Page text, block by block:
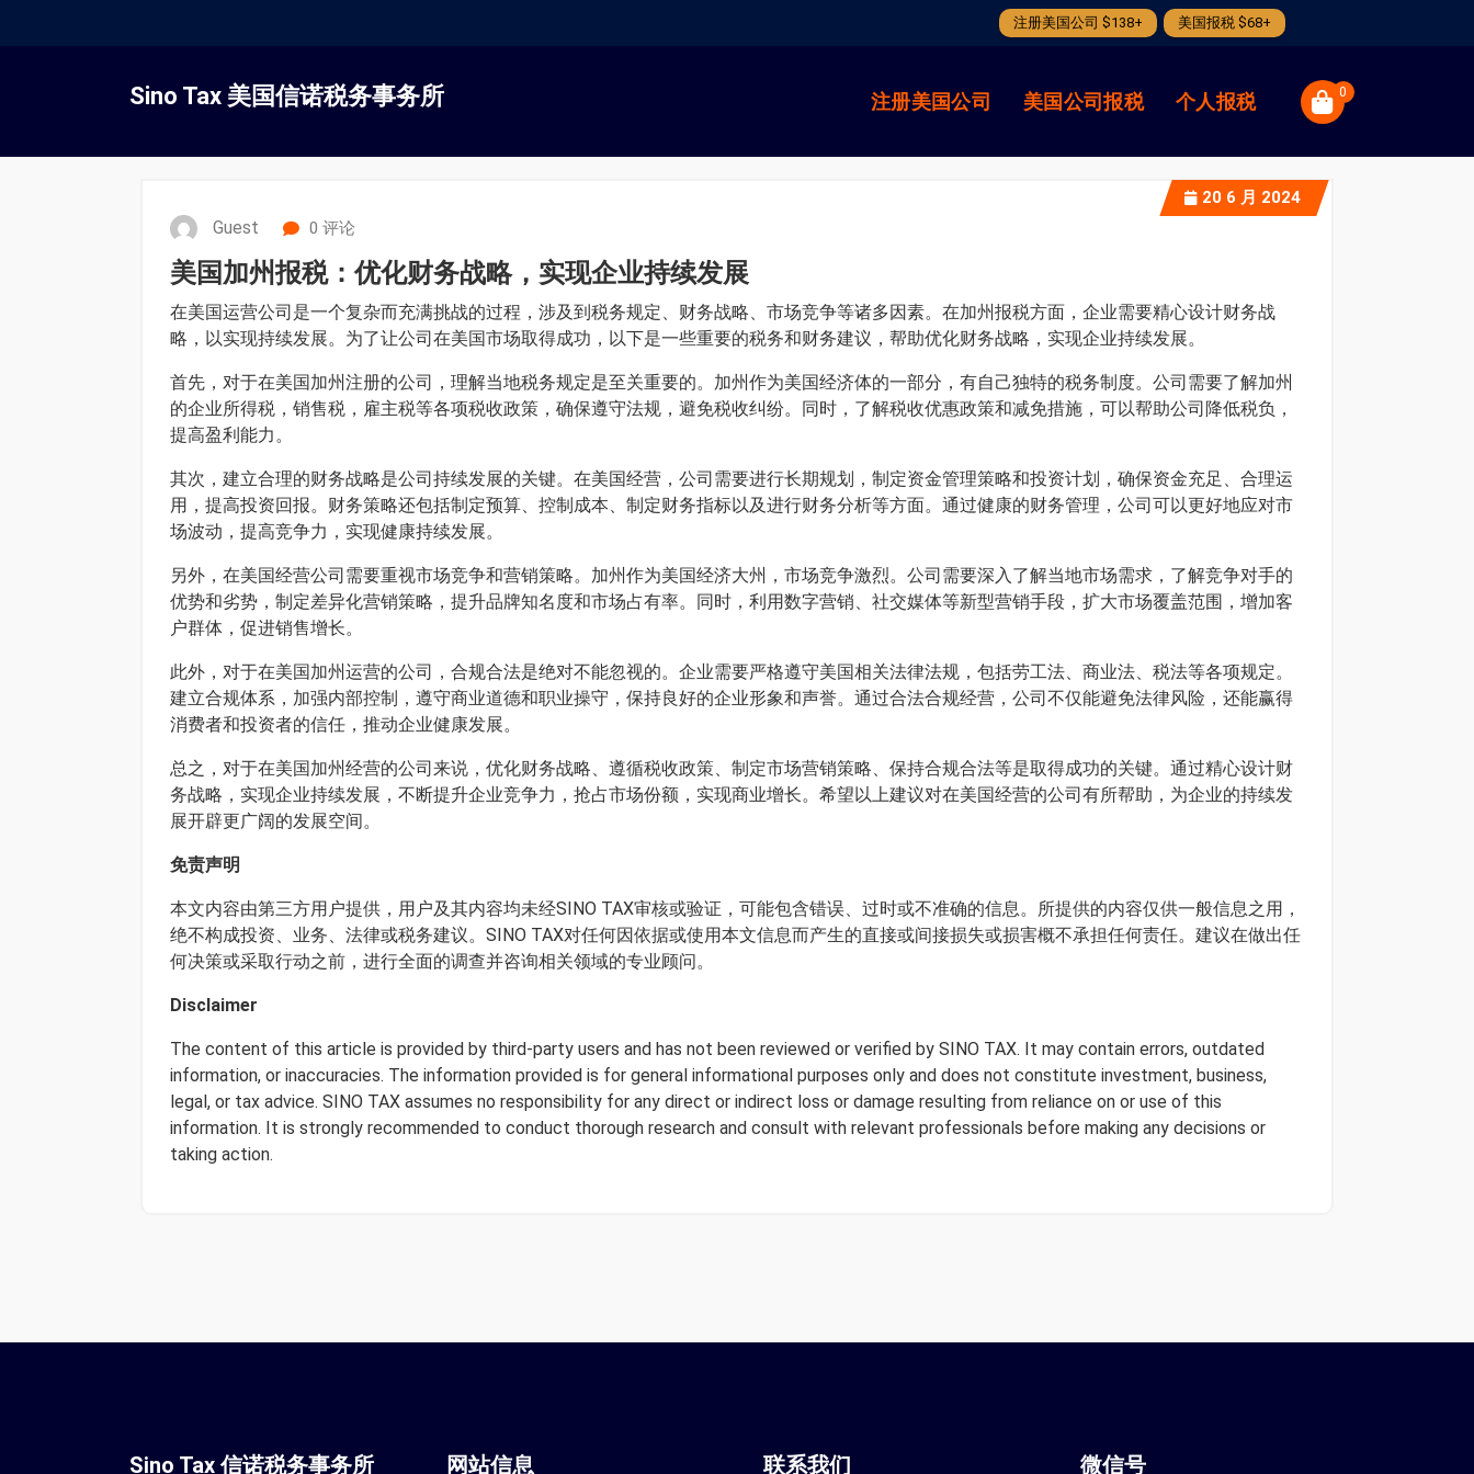
注册美国公司 $138+ 美国报税 $68+
容
Sino Tax 美国信诺税务事务所 注册美国公司 美国公司报税 个人报税 0
20 6 月 2024
Guest 0 评论
美国加州报税：优化财务战略，实现企业持续发展
在美国运营公司是一个复杂而充满挑战的过程，涉及到税务规定、财务战略、市场竞争等诸多因素。在加州报税方面，企业需要精心设计财务战
略，以实现持续发展。为了让公司在美国市场取得成功，以下是一些重要的税务和财务建议，帮助优化财务战略，实现企业持续发展。
首先，对于在美国加州注册的公司，理解当地税务规定是至关重要的。加州作为美国经济体的一部分，有自己独特的税务制度。公司需要了解加州
的企业所得税，销售税，雇主税等各项税收政策，确保遵守法规，避免税收纠纷。同时，了解税收优惠政策和减免措施，可以帮助公司降低税负，
提高盈利能力。
其次，建立合理的财务战略是公司持续发展的关键。在美国经营，公司需要进行长期规划，制定资金管理策略和投资计划，确保资金充足、合理运
用，提高投资回报。财务策略还包括制定预算、控制成本、制定财务指标以及进行财务分析等方面。通过健康的财务管理，公司可以更好地应对市
场波动，提高竞争力，实现健康持续发展。
另外，在美国经营公司需要重视市场竞争和营销策略。加州作为美国经济大州，市场竞争激烈。公司需要深入了解当地市场需求，了解竞争对手的
优势和劣势，制定差异化营销策略，提升品牌知名度和市场占有率。同时，利用数字营销、社交媒体等新型营销手段，扩大市场覆盖范围，增加客
户群体，促进销售增长。
此外，对于在美国加州运营的公司，合规合法是绝对不能忽视的。企业需要严格遵守美国相关法律法规，包括劳工法、商业法、税法等各项规定。
建立合规体系，加强内部控制，遵守商业道德和职业操守，保持良好的企业形象和声誉。通过合法合规经营，公司不仅能避免法律风险，还能赢得
消费者和投资者的信任，推动企业健康发展。
总之，对于在美国加州经营的公司来说，优化财务战略、遵循税收政策、制定市场营销策略、保持合规合法等是取得成功的关键。通过精心设计财
务战略，实现企业持续发展，不断提升企业竞争力，抢占市场份额，实现商业增长。希望以上建议对在美国经营的公司有所帮助，为企业的持续发
展开辟更广阔的发展空间。
免责声明
本文内容由第三方用户提供，用户及其内容均未经SINO TAX审核或验证，可能包含错误、过时或不准确的信息。所提供的内容仅供一般信息之用，
绝不构成投资、业务、法律或税务建议。SINO TAX对任何因依据或使用本文信息而产生的直接或间接损失或损害概不承担任何责任。建议在做出任
何决策或采取行动之前，进行全面的调查并咨询相关领域的专业顾问。
Disclaimer
The content of this article is provided by third-party users and has not been reviewed or verified by SINO TAX. It may contain errors, outdated
information, or inaccuracies. The information provided is for general informational purposes only and does not constitute investment, business,
legal, or tax advice. SINO TAX assumes no responsibility for any direct or indirect loss or damage resulting from reliance on or use of this
information. It is strongly recommended to conduct thorough research and consult with relevant professionals before making any decisions or
taking action.
Sino Tax 信诺税务事务所 网站信息 联系我们 微信号